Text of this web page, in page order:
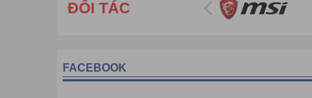
lựa chọnmàn hình HKC
cho mình.
Trong cùng 1 mức giá, bạn có thể lựa chọn màn
Có giá phổ biến chỉ từ 2 – 9 triệu đồng, HKC được
Trong khi tầm giá trung bình của các thương hiệu
ĐỐI TÁC
FACEBOOK